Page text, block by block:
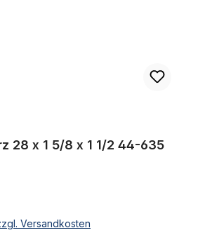
Reifen schwarz 28 x 1 5/8 x 1 1/2 44-635
Versandkosten